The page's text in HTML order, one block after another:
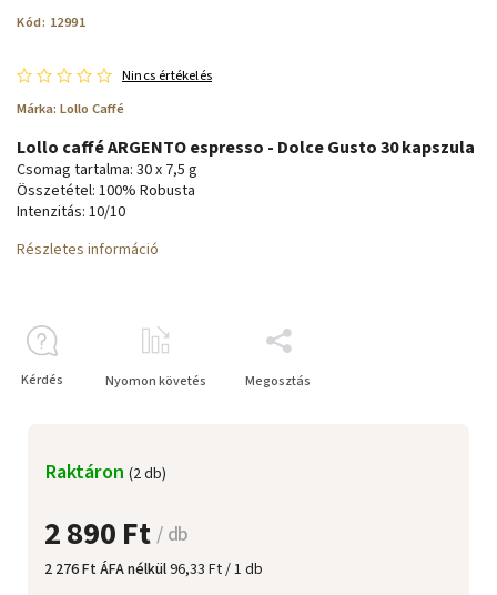
Kód: 12991
Nincs értékelés
Márka: Lollo Caffé
2 890 Ft/ db
2 276 Ft ÁFA nélkül96,33 Ft / 1 db
Raktáron (2 db)
Lollo caffé ARGENTO espresso - Dolce Gusto 30 kapszula
Csomag tartalma: 30 x 7,5 g
Összetétel: 100% Robusta
Intenzitás: 10/10
Részletes információ
Kérdés Nyomon követés Megosztás